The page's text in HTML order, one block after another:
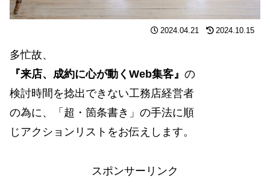
2024.04.21 2024.10.15
多忙故、
『来店、成約に心が動くWeb集客』 の
検討時間を捻出できない工務店経営者
の為に、「超・箇条書き」の手法に順
じアクションリストをお伝えします。
スポンサーリンク